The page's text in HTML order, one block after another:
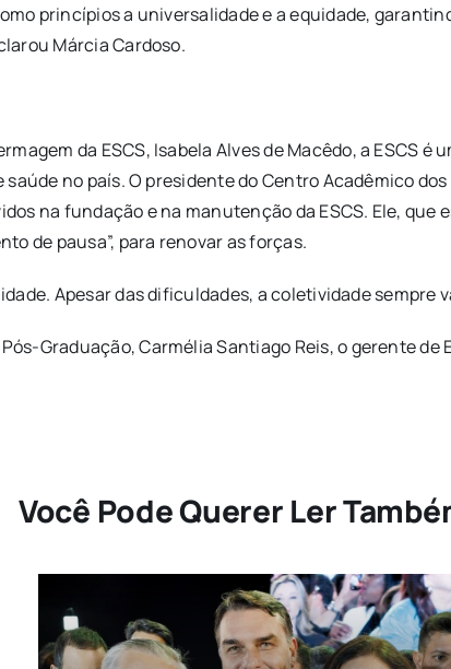
princípios a universalidade e a equidade,
Márcia Cardoso.
da ESCS, Isabela Alves de Macêdo, a ESCS
no país. O presidente do Centro Acadêmico
na fundação e na manutenção da ESCS. Ele,
de pausa”, para renovar as forças.
Apesar das dificuldades, a coletividade sempre
Graduação, Carmélia Santiago Reis, o gerente
Você Pode Querer Ler